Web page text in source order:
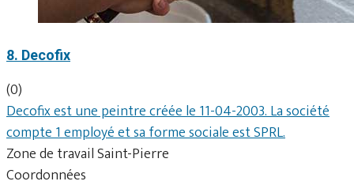
8. Decofix
(0)
Decofix est une peintre créée le 11-04-2003. La société
compte 1 employé et sa forme sociale est SPRL.
Zone de travail Saint-Pierre
Coordonnées